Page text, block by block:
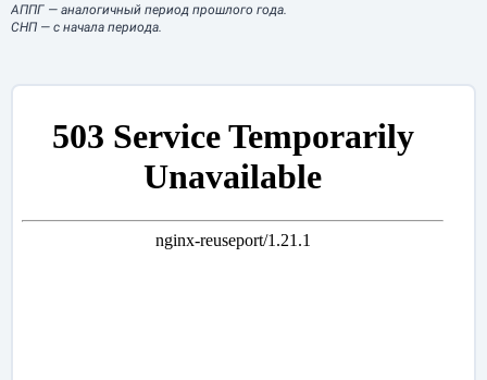
АППГ — аналогичный период прошлого года.
СНП — с начала периода.